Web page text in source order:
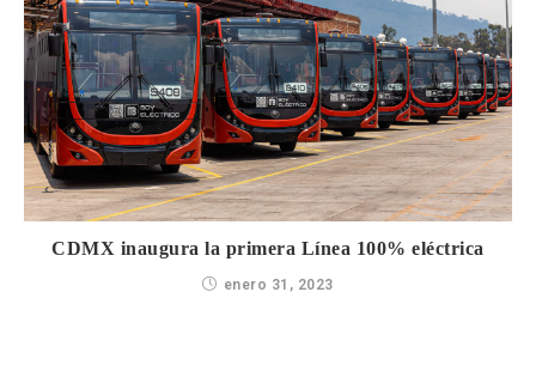
CDMX inaugura la primera Línea 100% eléctrica
enero 31, 2023